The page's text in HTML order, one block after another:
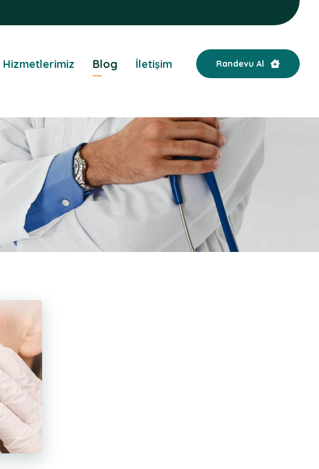
Randevu Al
Hizmetlerimiz Blog İletişim